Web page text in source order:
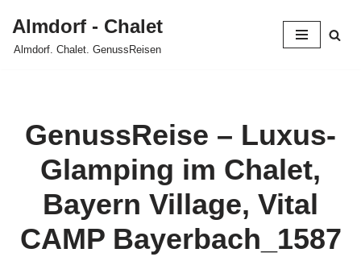
Zum
Almdorf - Chalet
Almdorf. Chalet. GenussReisen
GenussReise – Luxus-
Glamping im Chalet,
Bayern Village, Vital
CAMP Bayerbach_1587